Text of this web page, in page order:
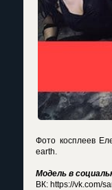
Фото косплеев
earth.
Модель в
ВК: https://vk.com/